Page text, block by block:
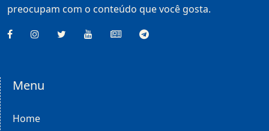
preocupam com o conteúdo que você gosta.
Menu
Home